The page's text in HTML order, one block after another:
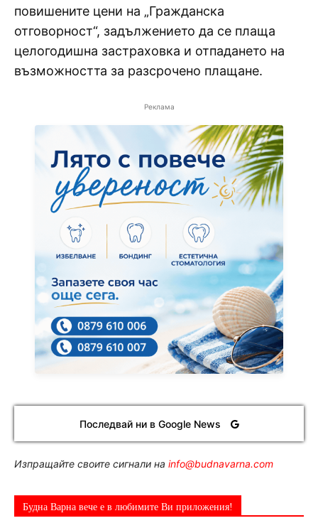
повишените цени на „Гражданска
отговорност“, задължението да се плаща
целогодишна застраховка и отпадането на
възможността за разсрочено плащане.
Реклама
Последвай ни в Google News
Изпращайте своите сигнали на info@budnavarna.com
Будна Варна вече е в любимите Ви приложения!